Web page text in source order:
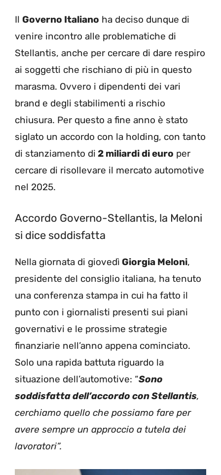
Il Governo Italiano ha deciso dunque di
venire incontro alle problematiche di
Stellantis, anche per cercare di dare respiro
ai soggetti che rischiano di più in questo
marasma. Ovvero i dipendenti dei vari
brand e degli stabilimenti a rischio
chiusura. Per questo a fine anno è stato
siglato un accordo con la holding, con tanto
di stanziamento di 2 miliardi di euro per
cercare di risollevare il mercato automotive
nel 2025.
Accordo Governo-Stellantis, la Meloni
si dice soddisfatta
Nella giornata di giovedì Giorgia Meloni,
presidente del consiglio italiana, ha tenuto
una conferenza stampa in cui ha fatto il
punto con i giornalisti presenti sui piani
governativi e le prossime strategie
finanziarie nell’anno appena cominciato.
Solo una rapida battuta riguardo la
situazione dell’automotive: “Sono
soddisfatta dell’accordo con Stellantis,
cerchiamo quello che possiamo fare per
avere sempre un approccio a tutela dei
lavoratori”.